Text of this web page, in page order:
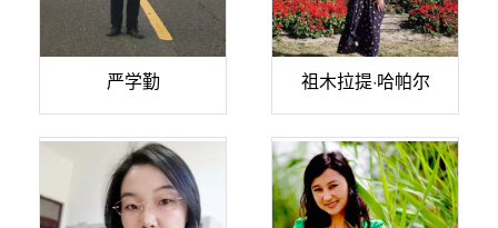
严学勤 祖木拉提·哈帕尔